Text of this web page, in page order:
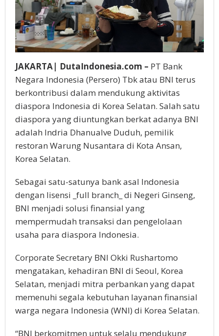
JAKARTA| DutaIndonesia.com – PT Bank
Negara Indonesia (Persero) Tbk atau BNI terus
berkontribusi dalam mendukung aktivitas
diaspora Indonesia di Korea Selatan. Salah satu
diaspora yang diuntungkan berkat adanya BNI
adalah Indria Dhanualve Duduh, pemilik
restoran Warung Nusantara di Kota Ansan,
Korea Selatan.
Sebagai satu-satunya bank asal Indonesia
dengan lisensi _full branch_ di Negeri Ginseng,
BNI menjadi solusi finansial yang
mempermudah transaksi dan pengelolaan
usaha para diaspora Indonesia.
Corporate Secretary BNI Okki Rushartomo
mengatakan, kehadiran BNI di Seoul, Korea
Selatan, menjadi mitra perbankan yang dapat
memenuhi segala kebutuhan layanan finansial
warga negara Indonesia (WNI) di Korea Selatan.
“BNI berkomitmen untuk selalu mendukung